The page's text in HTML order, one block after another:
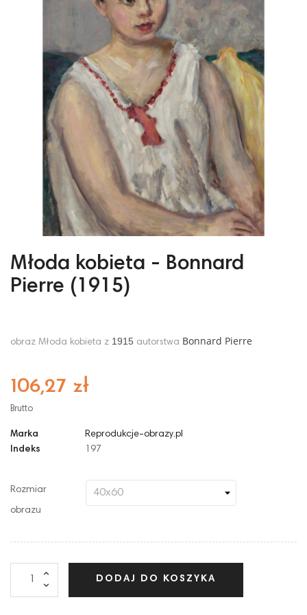
Młoda kobieta - Bonnard
Pierre (1915)
obraz Młoda kobieta z 1915 autorstwa Bonnard Pierre
106,27 zł
Brutto
Marka
Reprodukcje-obrazy.pl
Indeks
197
Rozmiar
obrazu
DODAJ DO KOSZYKA